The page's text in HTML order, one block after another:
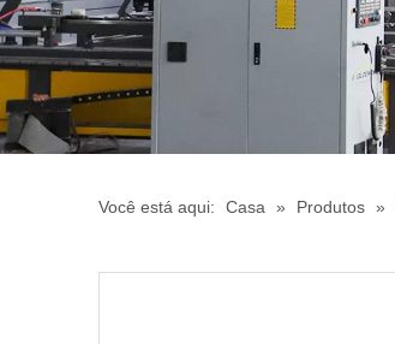
Você está aqui: Casa » Produtos »